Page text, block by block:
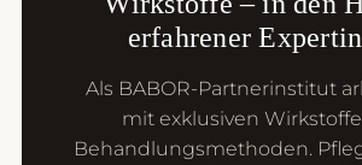
erfahrener
Als BABOR-Partnerinstitut
mit exklusiven
Behandlungsmethoden.